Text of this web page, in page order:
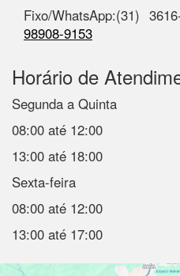
Fixo/WhatsApp:(31)
98908-9153
Horário de
Segunda a Quinta
08:00 até 12:00
13:00 até 18:00
Sexta-feira
08:00 até 12:00
13:00 até 17:00